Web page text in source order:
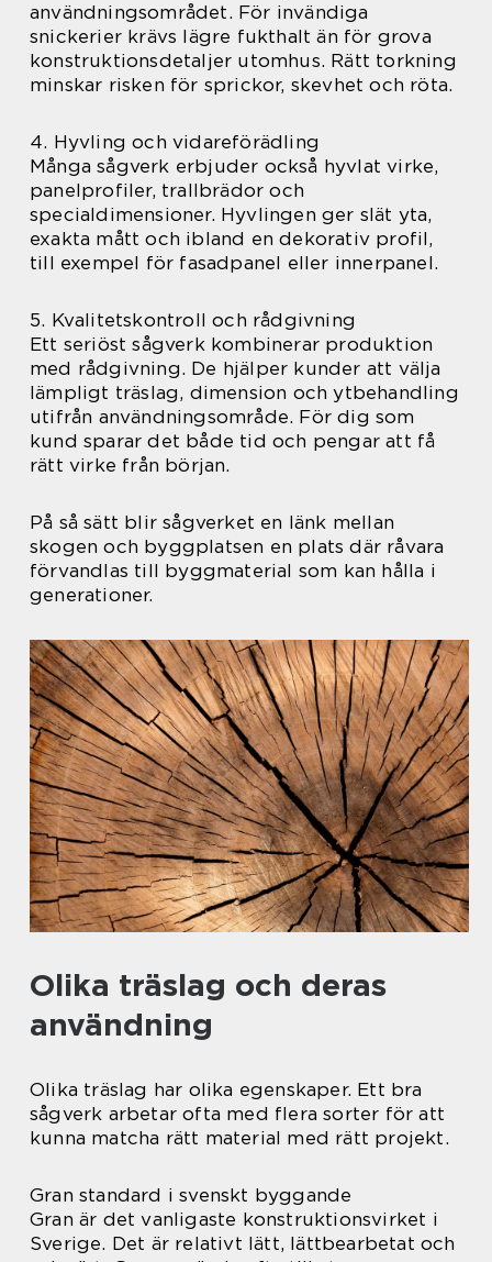
användningsområdet. För invändiga
snickerier krävs lägre fukthalt än för grova
konstruktionsdetaljer utomhus. Rätt torkning
minskar risken för sprickor, skevhet och röta.
4. Hyvling och vidareförädling
Många sågverk erbjuder också hyvlat virke,
panelprofiler, trallbrädor och
specialdimensioner. Hyvlingen ger slät yta,
exakta mått och ibland en dekorativ profil,
till exempel för fasadpanel eller innerpanel.
5. Kvalitetskontroll och rådgivning
Ett seriöst sågverk kombinerar produktion
med rådgivning. De hjälper kunder att välja
lämpligt träslag, dimension och ytbehandling
utifrån användningsområde. För dig som
kund sparar det både tid och pengar att få
rätt virke från början.
På så sätt blir sågverket en länk mellan
skogen och byggplatsen en plats där råvara
förvandlas till byggmaterial som kan hålla i
generationer.
Olika träslag och deras
användning
Olika träslag har olika egenskaper. Ett bra
sågverk arbetar ofta med flera sorter för att
kunna matcha rätt material med rätt projekt.
Gran standard i svenskt byggande
Gran är det vanligaste konstruktionsvirket i
Sverige. Det är relativt lätt, lättbearbetat och